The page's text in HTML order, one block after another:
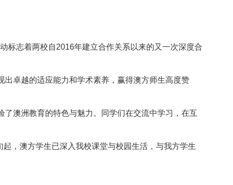
标志着两校自2016年建立合作关系以来的又一次深度合
卓越的适应能力和学术素养，赢得澳方师生高度赞
澳洲教育的特色与魅力。同学们在交流中学习，在互
起，澳方学生已深入我校课堂与校园生活，与我方学生